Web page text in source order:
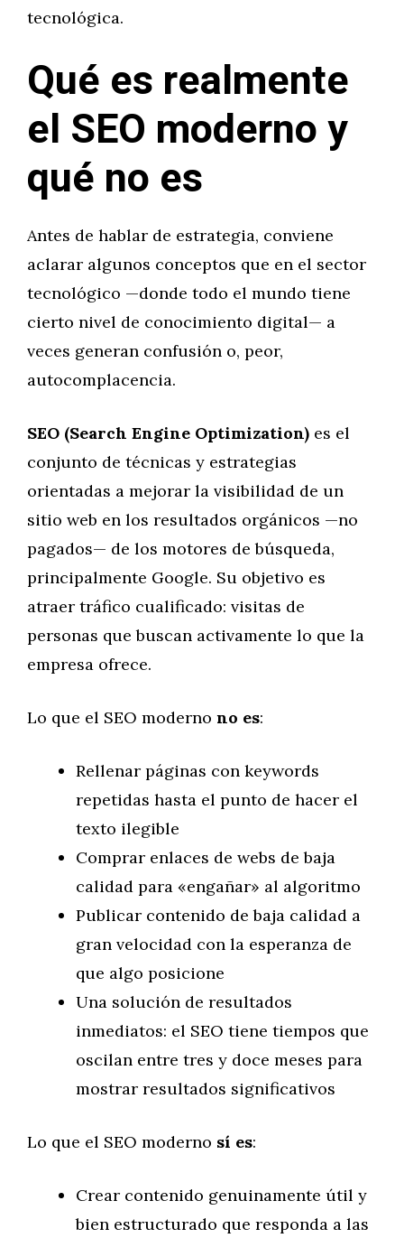
tecnológica.
Qué es realmente
el SEO moderno y
qué no es
Antes de hablar de estrategia, conviene
aclarar algunos conceptos que en el sector
tecnológico —donde todo el mundo tiene
cierto nivel de conocimiento digital— a
veces generan confusión o, peor,
autocomplacencia.
SEO (Search Engine Optimization) es el
conjunto de técnicas y estrategias
orientadas a mejorar la visibilidad de un
sitio web en los resultados orgánicos —no
pagados— de los motores de búsqueda,
principalmente Google. Su objetivo es
atraer tráfico cualificado: visitas de
personas que buscan activamente lo que la
empresa ofrece.
Lo que el SEO moderno no es:
Rellenar páginas con keywords
repetidas hasta el punto de hacer el
texto ilegible
Comprar enlaces de webs de baja
calidad para «engañar» al algoritmo
Publicar contenido de baja calidad a
gran velocidad con la esperanza de
que algo posicione
Una solución de resultados
inmediatos: el SEO tiene tiempos que
oscilan entre tres y doce meses para
mostrar resultados significativos
Lo que el SEO moderno sí es:
Crear contenido genuinamente útil y
bien estructurado que responda a las